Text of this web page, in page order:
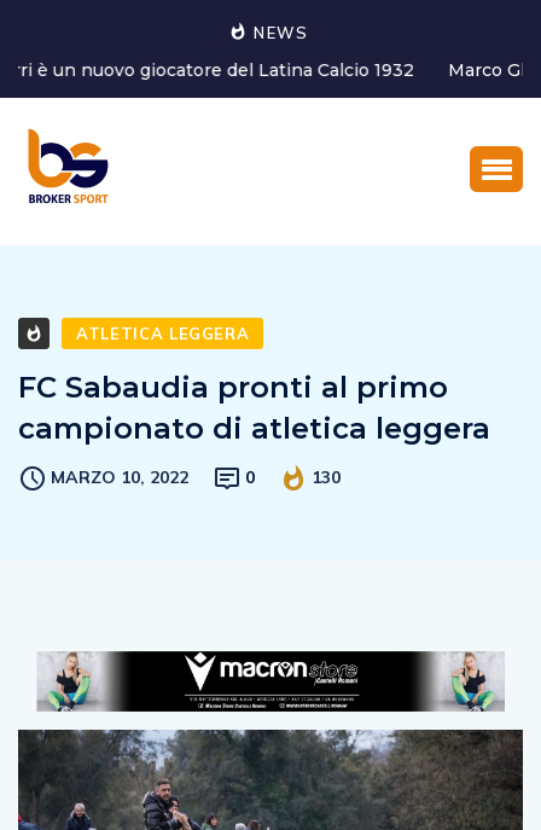
NEWS
Marco Ghirotto è il nuovo Coordinatore dell’Area tecnica
del settore g...
FC Sabaudia pronti al primo
campionato di atletica leggera